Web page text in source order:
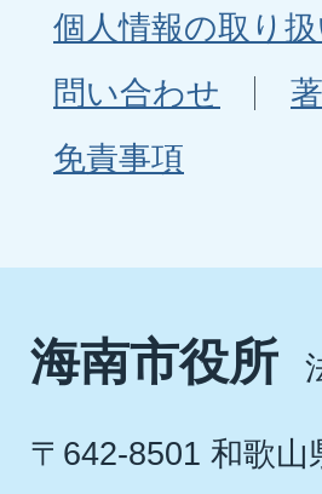
個人情報の取り
問い合わせ
免責事項
海南市役所
〒642-8501 和歌